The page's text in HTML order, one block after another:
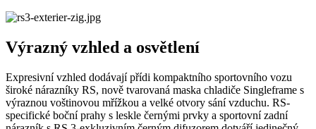
Výrazný vzhled a osvětlení
Expresivní vzhled dodávají přídi kompaktního sportovního vozu
široké nárazníky RS, nově tvarovaná maska chladiče Singleframe s
výraznou voštinovou mřížkou a velké otvory sání vzduchu. RS-
specifické boční prahy s leskle černými prvky a sportovní zadní